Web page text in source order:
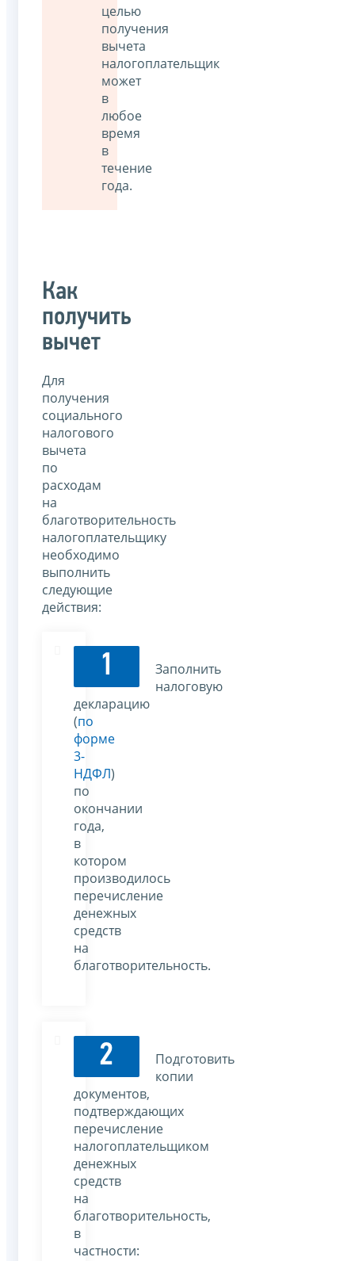
целью
получения
вычета
налогоплательщик
может
в
любое
время
в
течение
года.
Как
получить
вычет
Для
получения
социального
налогового
вычета
по
расходам
на
благотворительность
налогоплательщику
необходимо
выполнить
следующие
действия:
1
Заполнить
налоговую
декларацию
(по
форме
3-
НДФЛ)
по
окончании
года,
в
котором
производилось
перечисление
денежных
средств
на
благотворительность.
2
Подготовить
копии
документов,
подтверждающих
перечисление
налогоплательщиком
денежных
средств
на
благотворительность,
в
частности: